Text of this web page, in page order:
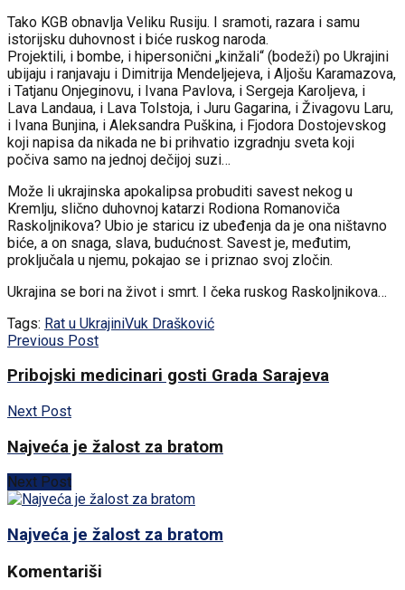
Tako KGB obnavlja Veliku Rusiju. I sramoti, razara i samu
istorijsku duhovnost i biće ruskog naroda.
Projektili, i bombe, i hipersonični „kinžali“ (bodeži) po Ukrajini
ubijaju i ranjavaju i Dimitrija Mendeljejeva, i Aljošu Karamazova,
i Tatjanu Onjeginovu, i Ivana Pavlova, i Sergeja Karoljeva, i
Lava Landaua, i Lava Tolstoja, i Juru Gagarina, i Živagovu Laru,
i Ivana Bunjina, i Aleksandra Puškina, i Fjodora Dostojevskog
koji napisa da nikada ne bi prihvatio izgradnju sveta koji
počiva samo na jednoj dečijoj suzi…
Može li ukrajinska apokalipsa probuditi savest nekog u
Kremlju, slično duhovnoj katarzi Rodiona Romanoviča
Raskoljnikova? Ubio je staricu iz ubeđenja da je ona ništavno
biće, a on snaga, slava, budućnost. Savest je, međutim,
proključala u njemu, pokajao se i priznao svoj zločin.
Ukrajina se bori na život i smrt. I čeka ruskog Raskoljnikova…
Tags: Rat u UkrajiniVuk Drašković
Previous Post
Pribojski medicinari gosti Grada Sarajeva
Next Post
Najveća je žalost za bratom
Next Post
Najveća je žalost za bratom
Komentariši